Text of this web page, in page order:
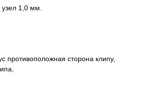
1,0 мм.
противоположная сторона клипу,